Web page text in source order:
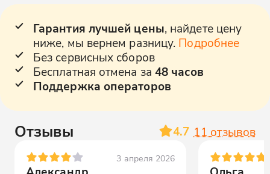
Гарантия лучшей цены, найдете цену
ниже, мы вернем разницу. Подробнее
Без сервисных сборов
Бесплатная отмена за 48 часов
Поддержка операторов
Отзывы 4.7 11 отзывов
3 апреля 2026